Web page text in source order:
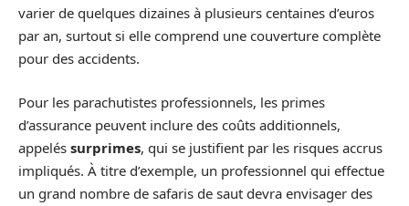
varier de quelques dizaines à plusieurs centaines d’euros
par an, surtout si elle comprend une couverture complète
pour des accidents.
Pour les parachutistes professionnels, les primes
d’assurance peuvent inclure des coûts additionnels,
appelés surprimes, qui se justifient par les risques accrus
impliqués. À titre d’exemple, un professionnel qui effectue
un grand nombre de safaris de saut devra envisager des